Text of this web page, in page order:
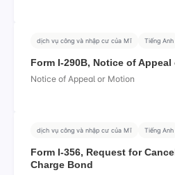
dịch vụ công và nhập cư của Mĩ Tiếng Anh
Form I-290B, Notice of
Notice of Appeal or Motion
dịch vụ công và nhập cư của Mĩ Tiếng Anh
Form I-356, Request for
Charge Bond